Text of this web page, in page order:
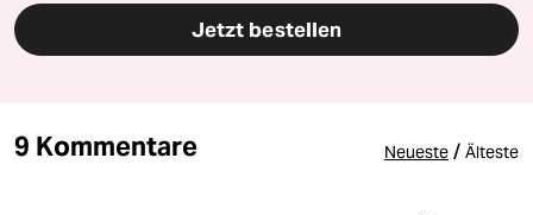
Jetzt bestellen
9 Kommentare Neueste / Älteste